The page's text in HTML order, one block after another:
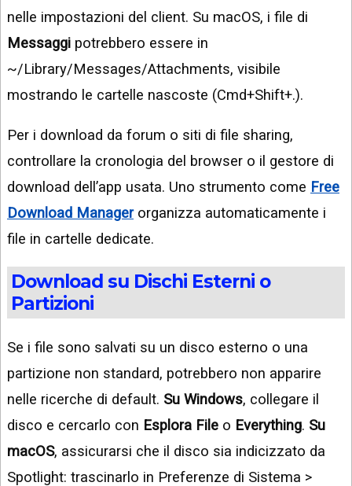
nelle impostazioni del client. Su macOS, i file di
Messaggi potrebbero essere in
~/Library/Messages/Attachments, visibile
mostrando le cartelle nascoste (Cmd+Shift+.).
Per i download da forum o siti di file sharing,
controllare la cronologia del browser o il gestore di
download dell’app usata. Uno strumento come Free
Download Managerorganizza automaticamente i
file in cartelle dedicate.
Download su Dischi Esterni o
Partizioni
Se i file sono salvati su un disco esterno o una
partizione non standard, potrebbero non apparire
nelle ricerche di default. Su Windows, collegare il
disco e cercarlo con Esplora File o Everything. Su
macOS, assicurarsi che il disco sia indicizzato da
Spotlight: trascinarlo in Preferenze di Sistema >